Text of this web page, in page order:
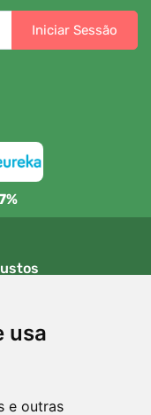
usa
e outras
Iniciar Sessão
a 80 EUR
em qualquer